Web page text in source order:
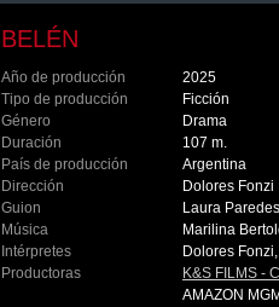
BELÉN
Año de producción
2025
Tipo de producción
Ficción
Género
Drama
Duración
107 m.
País de producción
Argentina
Dirección
Dolores Fonzi
Guion
Laura
Música
Marilina
Intérpretes
Dolores
Productoras
K&S FILMS -
AMAZON